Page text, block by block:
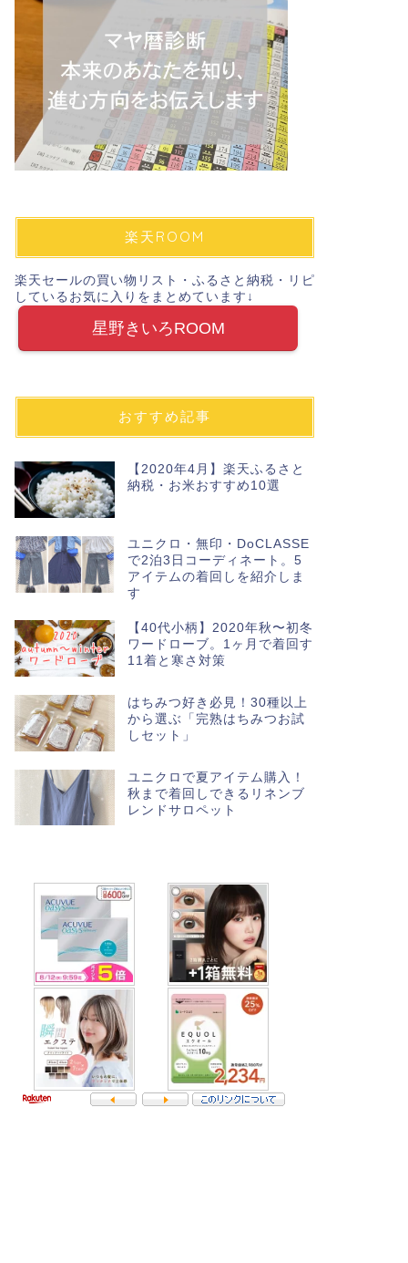
楽天ROOM
楽天セールの買い物リスト・ふるさと納税・リピ
しているお気に入りをまとめています↓
星野きいろROOM
おすすめ記事
【2020年4月】楽天ふるさと
納税・お米おすすめ10選
ユニクロ・無印・DoCLASSE
で2泊3日コーディネート。5
アイテムの着回しを紹介しま
す
【40代小柄】2020年秋〜初冬
ワードローブ。1ヶ月で着回す
11着と寒さ対策
はちみつ好き必見！30種以上
から選ぶ「完熟はちみつお試
しセット」
ユニクロで夏アイテム購入！
秋まで着回しできるリネンブ
レンドサロペット